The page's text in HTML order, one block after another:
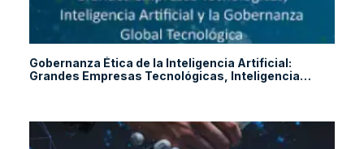
Gobernanza Ética de la Inteligencia Artificial:
Grandes Empresas Tecnológicas, Inteligencia